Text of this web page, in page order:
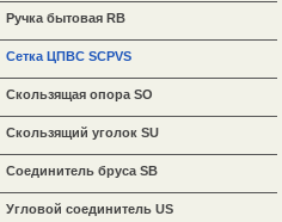
Ручка бытовая RB
Сетка ЦПВС SCPVS
Скользящая опора SO
Скользящий уголок SU
Соединитель бруса SB
Угловой соединитель US